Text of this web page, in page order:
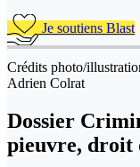
Je soutiens Blast
Crédits photo/
Adrien Colrat
Dossier
pieuvre, droit